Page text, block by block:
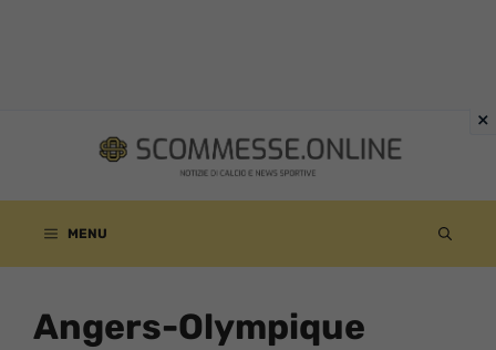
contenuto
MENU
Angers-Olympique